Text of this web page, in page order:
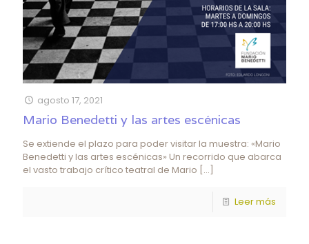
agosto 17, 2021
Mario Benedetti y las artes escénicas
Se extiende el plazo para poder visitar la muestra: «Mario
Benedetti y las artes escénicas» Un recorrido que abarca
el vasto trabajo crítico teatral de Mario […]
Leer más